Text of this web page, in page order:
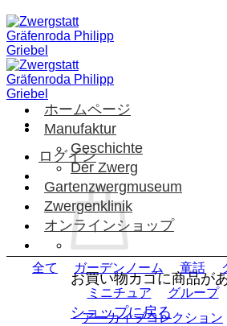
Skip
to
content
ログイン
お買い物カゴに商品が
ショップに戻る
ホームページ
Manufaktur
Geschichte
Der Zwerg
Gartenzwergmuseum
Zwergenklinik
オンラインショップ
全て ガーデンノーム 童話
ミニチュア
グループ
アーカイブコレクション